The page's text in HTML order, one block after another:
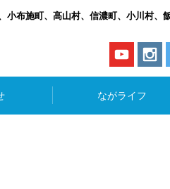
小布施町、高山村、信濃町、小川村、
ながライフ